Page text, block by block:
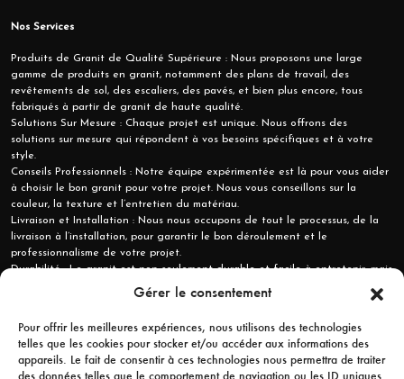
Gérer le consentement
Pour offrir les meilleures expériences, nous utilisons des technologies
telles que les cookies pour stocker et/ou accéder aux informations des
appareils. Le fait de consentir à ces technologies nous permettra de traiter
des données telles que le comportement de navigation ou les ID uniques
Nos Services
Produits de Granit de Qualité Supérieure : Nous proposons une large
gamme de produits en granit, notamment des plans de travail, des
revêtements de sol, des escaliers, des pavés, et bien plus encore, tous
fabriqués à partir de granit de haute qualité.
Solutions Sur Mesure : Chaque projet est unique. Nous offrons des
solutions sur mesure qui répondent à vos besoins spécifiques et à votre
style.
Conseils Professionnels : Notre équipe expérimentée est là pour vous aider
à choisir le bon granit pour votre projet. Nous vous conseillons sur la
couleur, la texture et l’entretien du matériau.
Livraison et Installation : Nous nous occupons de tout le processus, de la
livraison à l’installation, pour garantir le bon déroulement et le
professionnalisme de votre projet.
Durabilité : Le granit est non seulement durable et facile à entretenir, mais
c’est aussi un matériau respectueux de l’environnement. Nous nous
Inspiration et Idées